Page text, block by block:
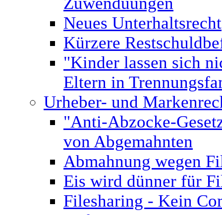
Neues Unterhaltsrecht
Kürzere
"Kinder lassen sich
Eltern in
Urheber- und
"Anti-Abzocke-
von Abgemahnten
Abmahnung wegen
Eis wird dünner für
Filesharing - Kein